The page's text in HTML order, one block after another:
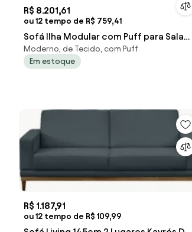
R$ 8.201,61
ou 12 tempo de R$ 759,41
Sofá Ilha Modular com Puff para Sala
Living 312cm Georgia Z08 Linho Ci
Moderno, de Tecido, com Puff
Em estoque
R$ 1.187,91
ou 12 tempo de R$ 109,99